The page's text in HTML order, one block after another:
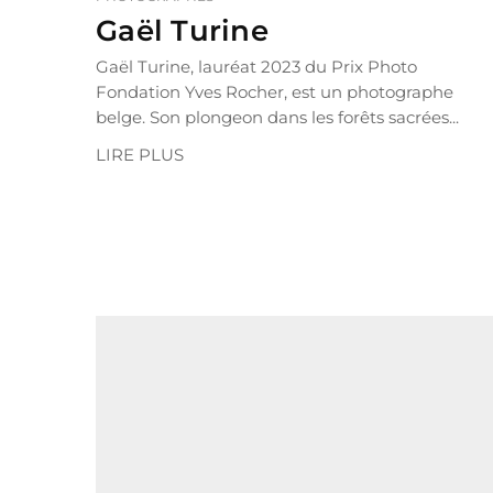
Gaël Turine
Gaël Turine, lauréat 2023 du Prix Photo
Fondation Yves Rocher, est un photographe
belge. Son plongeon dans les forêts sacrées...
LIRE PLUS